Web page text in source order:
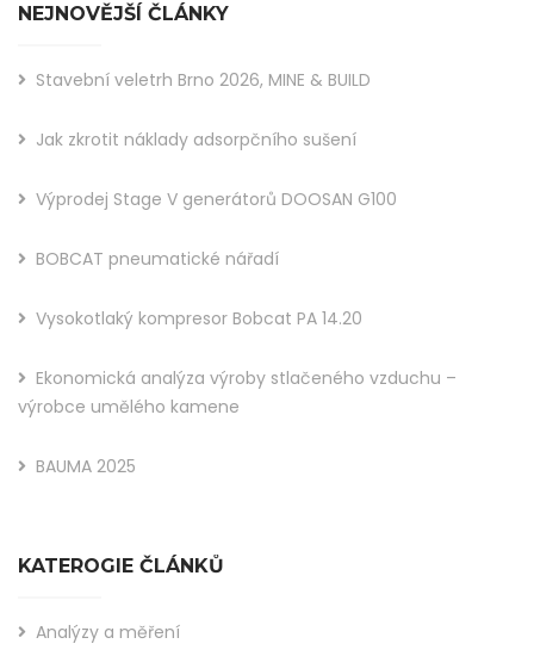
NEJNOVĚJŠÍ ČLÁNKY
Stavební veletrh Brno 2026, MINE & BUILD
Jak zkrotit náklady adsorpčního sušení
Výprodej Stage V generátorů DOOSAN G100
BOBCAT pneumatické nářadí
Vysokotlaký kompresor Bobcat PA 14.20
Ekonomická analýza výroby stlačeného vzduchu –
výrobce umělého kamene
BAUMA 2025
KATEROGIE ČLÁNKŮ
Analýzy a měření